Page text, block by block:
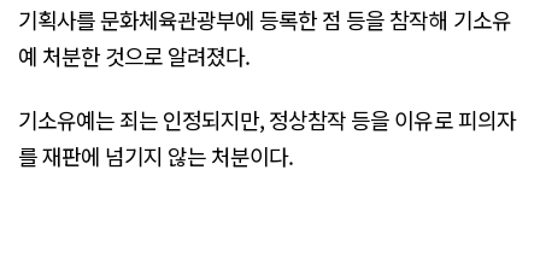
기획사를 문화체육관광부에 등록한 점 등을 참작해 기소유
예 처분한 것으로 알려졌다.
기소유예는 죄는 인정되지만, 정상참작 등을 이유로 피의자
를 재판에 넘기지 않는 처분이다.